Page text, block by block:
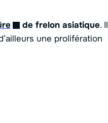
de frelon asiatique. Il
une prolifération